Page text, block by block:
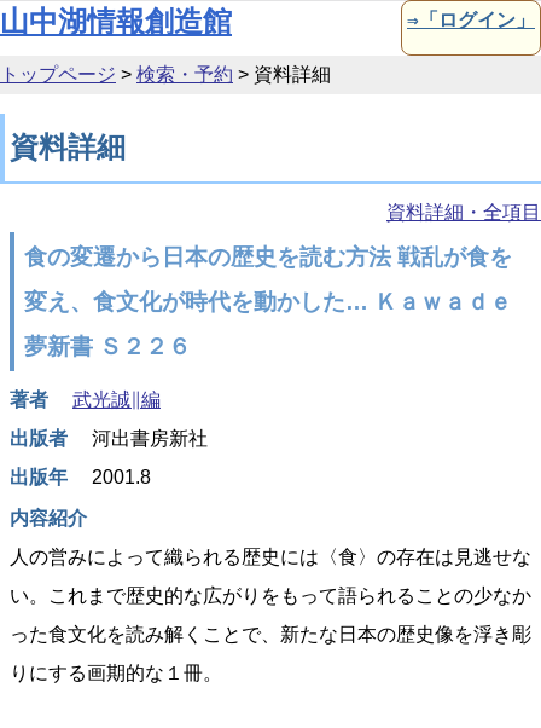
本文へ移動
山中湖情報創造館 ⇒「ログイン」
トップページ > 検索・予約 > 資料詳細
資料詳細
資料詳細・全項目
食の変遷から日本の歴史を読む方法 戦乱が食を
変え、食文化が時代を動かした… Ｋａｗａｄｅ
夢新書 Ｓ２２６
著者
武光誠∥編
出版者
河出書房新社
出版年
2001.8
内容紹介
人の営みによって織られる歴史には〈食〉の存在は見逃せな
い。これまで歴史的な広がりをもって語られることの少なか
った食文化を読み解くことで、新たな日本の歴史像を浮き彫
りにする画期的な１冊。